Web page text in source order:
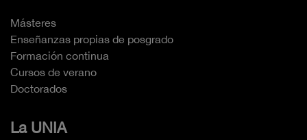
Másteres
Enseñanzas propias de posgrado
Formación continua
Cursos de verano
Doctorados
La UNIA